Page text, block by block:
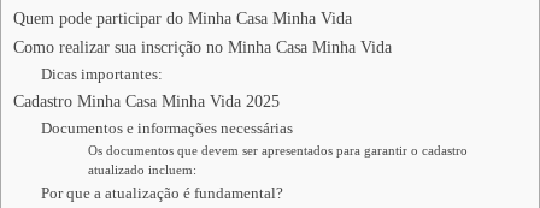
Quem pode participar do Minha Casa Minha Vida
Como realizar sua inscrição no Minha Casa Minha Vida
Dicas importantes:
Cadastro Minha Casa Minha Vida 2025
Documentos e informações necessárias
Os documentos que devem ser apresentados para garantir o cadastro
atualizado incluem:
Por que a atualização é fundamental?